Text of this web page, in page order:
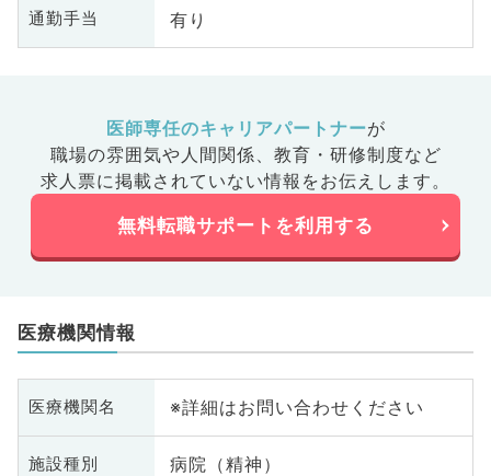
通勤手当 有り
医師専任のキャリアパートナーが
職場の雰囲気や人間関係、 教育・研修制度など
求人票に掲載されていない情報をお伝えします。
無料転職サポートを利用する
医療機関情報
医療機関名 ※詳細はお問い合わせください
施設種別 病院（精神）